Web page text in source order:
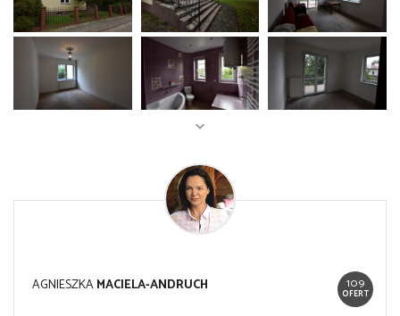
109
OFERT
AGNIESZKAMACIELA-ANDRUCH